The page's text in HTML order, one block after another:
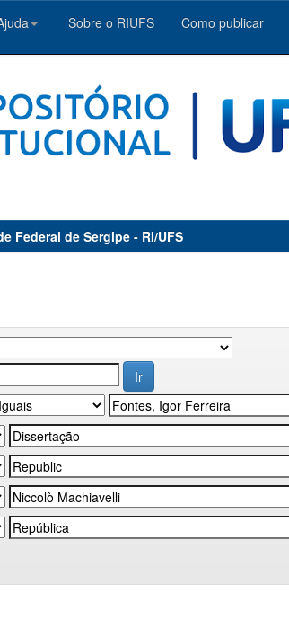
Sobre o RIUFS Como publicar
Federal de Sergipe - RI/UFS